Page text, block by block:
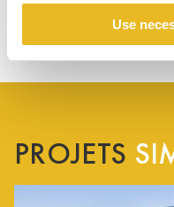
Use
PROJETS